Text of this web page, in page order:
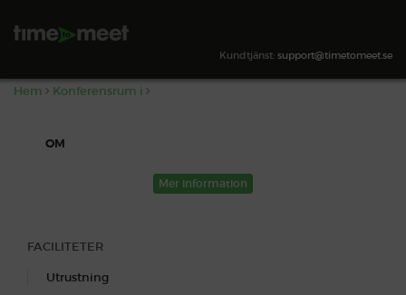
Kundtjänst: support@timetomeet.se
Hem Konferensrum i
OM
Mer information
FACILITETER
Utrustning